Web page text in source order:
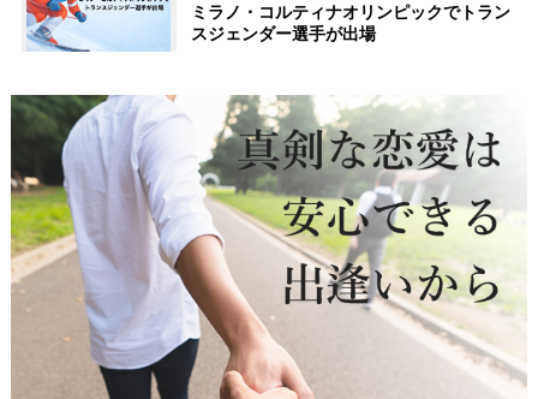
ミラノ・コルティナオリンピックでトラン
スジェンダー選手が出場